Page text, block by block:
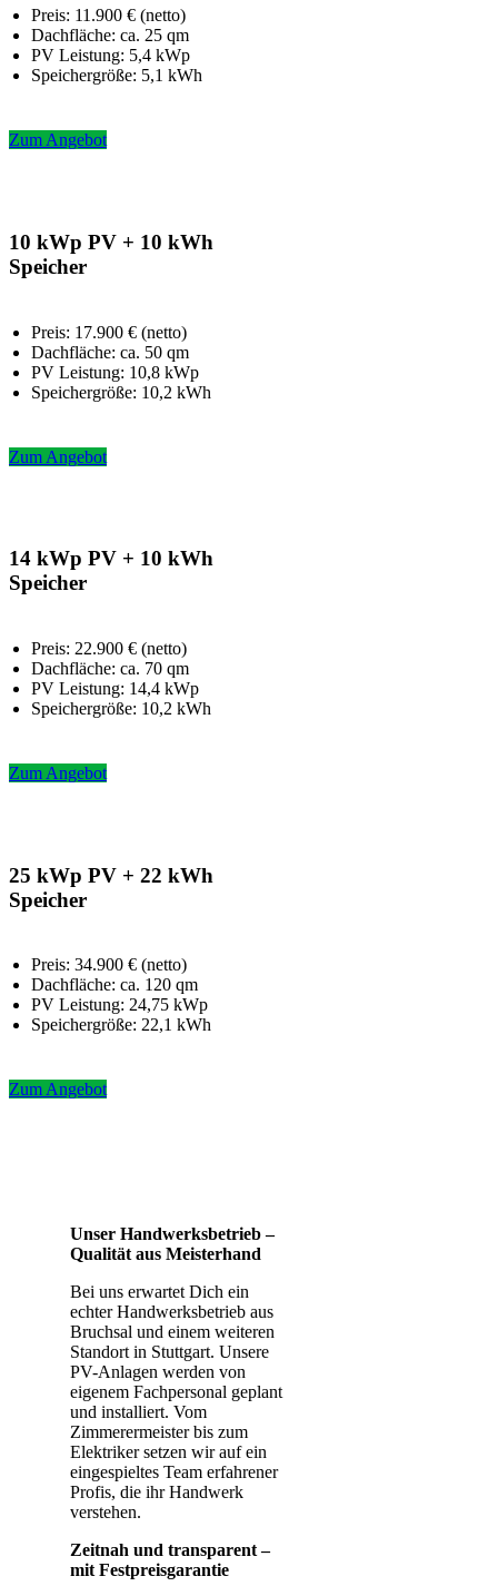
Preis: 11.900 € (netto)
Dachfläche: ca. 25 qm
PV Leistung: 5,4 kWp
Speichergröße: 5,1 kWh
Zum Angebot
10 kWp PV + 10 kWh
Speicher
Preis: 17.900 € (netto)
Dachfläche: ca. 50 qm
PV Leistung: 10,8 kWp
Speichergröße: 10,2 kWh
Zum Angebot
14 kWp PV + 10 kWh
Speicher
Preis: 22.900 € (netto)
Dachfläche: ca. 70 qm
PV Leistung: 14,4 kWp
Speichergröße: 10,2 kWh
Zum Angebot
25 kWp PV + 22 kWh
Speicher
Preis: 34.900 € (netto)
Dachfläche: ca. 120 qm
PV Leistung: 24,75 kWp
Speichergröße: 22,1 kWh
Zum Angebot
Unser Handwerksbetrieb –
Qualität aus Meisterhand
Bei uns erwartet Dich ein
echter Handwerksbetrieb aus
Bruchsal und einem weiteren
Standort in Stuttgart. Unsere
PV-Anlagen werden von
eigenem Fachpersonal geplant
und installiert. Vom
Zimmerermeister bis zum
Elektriker setzen wir auf ein
eingespieltes Team erfahrener
Profis, die ihr Handwerk
verstehen.
Zeitnah und transparent –
mit Festpreisgarantie